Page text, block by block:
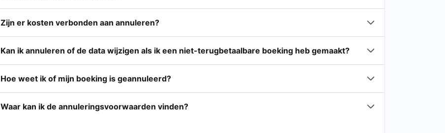
Zijn er kosten verbonden aan annuleren?
Kan ik annuleren of de data wijzigen als ik een niet-terugbetaalbare boeking heb gemaakt?
Hoe weet ik of mijn boeking is geannuleerd?
Waar kan ik de annuleringsvoorwaarden vinden?